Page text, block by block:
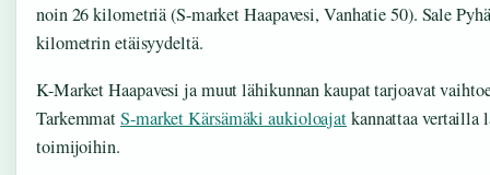
noin 26 kilometriä (S-market Haapavesi, Vanhatie 50). Sale
kilometrin etäisyydeltä.
K-Market Haapavesi ja muut lähikunnan kaupat tarjoavat
TarkemmatS-market Kärsämäki aukioloajatkannattaa vertailla
toimijoihin.